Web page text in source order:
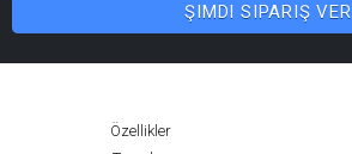
ŞIMDI SIPARIŞ VER
Özellikler